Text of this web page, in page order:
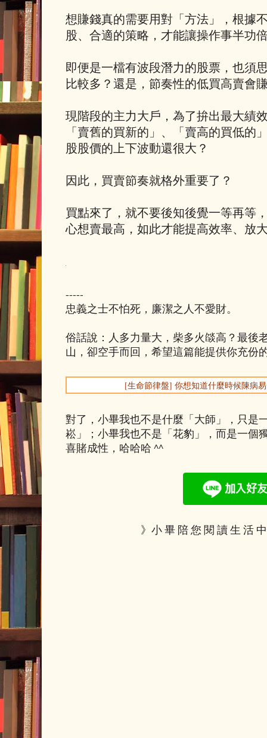
想賺錢真的需要用對「方法」，根據
股、合適的策略，才能讓操作事半功
即便是一檔有波段潛力的股票，也須
比較多？還是，節奏性的低買高賣會
現階段的主力大戶，為了拚出最大績
「賣舊的買新的」、「賣高的買低的
股股價的上下波動還很大？
因此，買賣節奏就格外重要了？
買點來了，就不要後知後覺一等再等
心想賣最高，如此才能提高效率、放
-----
忠義之士不怕死，廉潔之人不愛財。
俗話說：人多力量大，柴多火燄高？最後
山，卻空手而回，希望這篇能提供你充份
[生命節律盤] 你想知道什麼時候陳病
對了，小畢我也不是什麼「大師」，只是
崧」；小畢我也不是「花豹」，而是一個
喜賭成性，哈哈哈 ^^
》小 畢 陪 您 閱 讀 生 活